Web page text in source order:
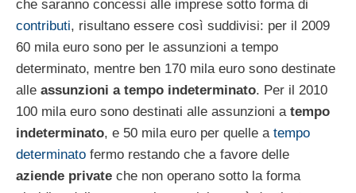
che saranno concessi alle imprese sotto forma di
contributi, risultano essere così suddivisi: per il 2009
60 mila euro sono per le assunzioni a tempo
determinato, mentre ben 170 mila euro sono destinate
alle assunzioni a tempo indeterminato. Per il 2010
100 mila euro sono destinati alle assunzioni a tempo
indeterminato, e 50 mila euro per quelle a tempo
determinato fermo restando che a favore delle
aziende private che non operano sotto la forma